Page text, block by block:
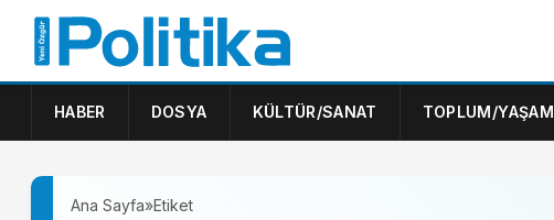
HABER DOSYA KÜLTÜR/SANAT TOPLUM/YAŞAM
Ana Sayfa»Etiket